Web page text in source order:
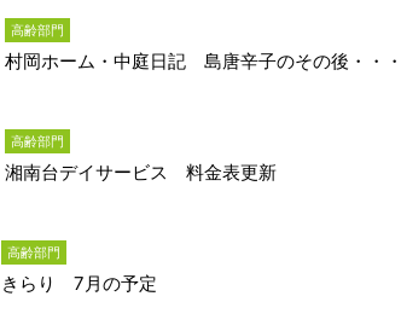
高齢部門
村岡ホーム・中庭日記 島唐辛子のその後・・
高齢部門
湘南台デイサービス 料金表更新
高齢部門
きらり 7月の予定